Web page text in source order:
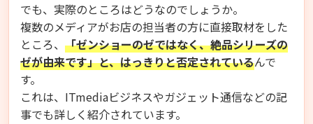
でも、実際のところはどうなのでしょうか。
複数のメディアがお店の担当者の方に直接取材をした
ところ、 「ゼンショーのゼではなく、絶品シリーズの
ゼが由来です」と、はっきりと否定されているんで
す。
これは、ITmediaビジネスやガジェット通信などの記
事でも詳しく紹介されています。